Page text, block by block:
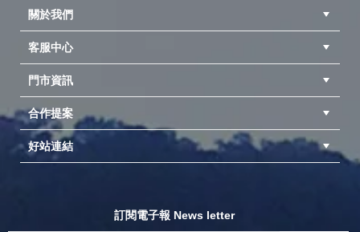
關於我們
客服中心
門市資訊
合作提案
異業合作
專案採購
成為供應商
好站連結
訂閱電子報 News letter